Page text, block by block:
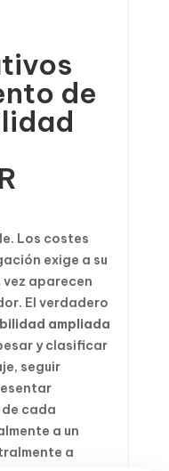
de
Los costes
exige a su
aparecen
El verdadero
ampliada
y clasificar
seguir
cada
a un
a